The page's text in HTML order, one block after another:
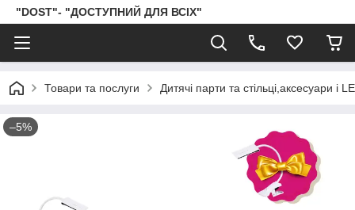
"DOST"- "ДОСТУПНИЙ ДЛЯ ВСІХ"
Товари та послуги Дитячі парти та стільці,аксесуари і
–5%